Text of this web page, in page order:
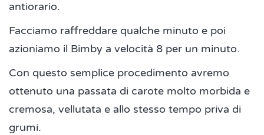
antiorario.
Facciamo raffreddare qualche minuto e poi
azioniamo il Bimby a velocità 8 per un minuto.
Con questo semplice procedimento avremo
ottenuto una passata di carote molto morbida e
cremosa, vellutata e allo stesso tempo priva di
grumi.